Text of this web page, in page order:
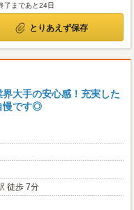
了まであと24日
とりあえず保存
界大手の安心感！充実した
慢です◎
徒歩 7分